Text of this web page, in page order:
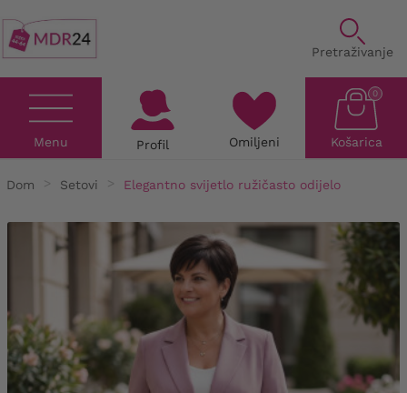
Pretraživanje
Menu Profil Omiljeni Košarica
0
Dom Setovi Elegantno svijetlo ružičasto odijelo